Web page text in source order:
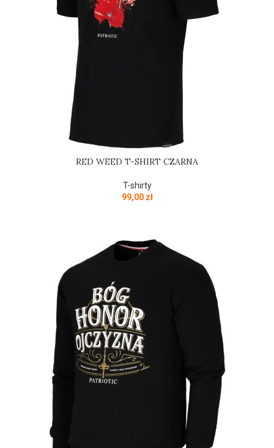
RED WEED T-SHIRT CZARNA
T-shirty
99,00 zł